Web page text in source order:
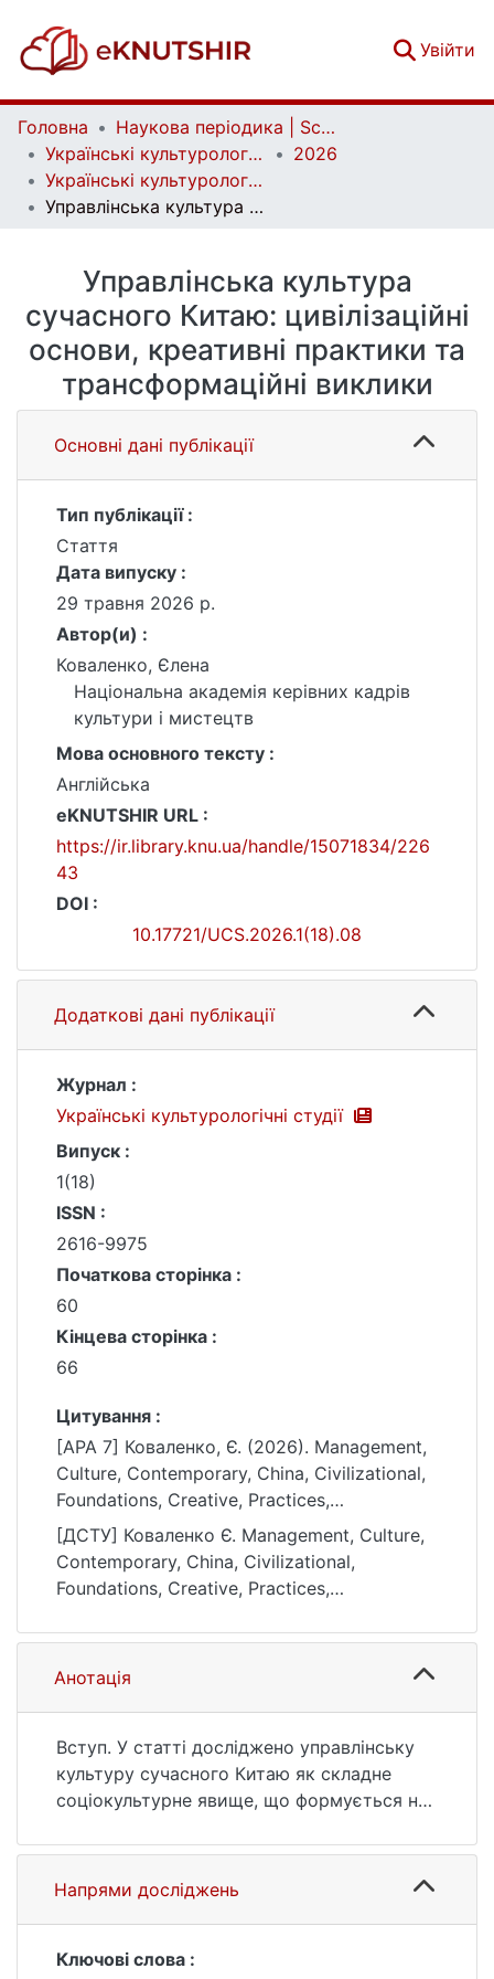
Увійти
Головна
Наукова періодика | Scientific periodicals
Українські культурологічні студії | Ukrainian Cultural Studies
2026
Українські культурологічні студії. № 1 (18)
Управлінська культура сучасного Китаю: цивілізаційні основи, креативні практики та трансформаційні виклики
Управлінська культура
сучасного Китаю: цивілізаційні
основи, креативні практики та
трансформаційні виклики
Основні дані публікації
Тип публікації :
Стаття
Дата випуску :
29 травня 2026 р.
Автор(и) :
Коваленко, Єлена
Національна академія керівних кадрів
культури і мистецтв
Мова основного тексту :
Англійська
eKNUTSHIR URL :
https://ir.library.knu.ua/handle/15071834/226
43
DOI :
10.17721/UCS.2026.1(18).08
Додаткові дані публікації
Журнал :
Українські культурологічні студії
Випуск :
1(18)
ISSN :
2616-9975
Початкова сторінка :
60
Кінцева сторінка :
66
Цитування :
[APA 7] Коваленко, Є. (2026). Management,
Culture, Contemporary, China, Civilizational,
Foundations, Creative, Practices,
Transformational, Challenges. Українські
культурологічні студії, (1(18)), 60–66.
https://doi.org/10.17721/UCS.2026.1(18).08
[ДСТУ] Коваленко Є. Management, Culture,
Contemporary, China, Civilizational,
Foundations, Creative, Practices,
культурологічні студії. 2026. no. 1(18). P. 60
—66. DOI: 10.17721/UCS.2026.1(18).08 (date
of access: 25.07.2026).
Анотація
Вступ. У статті досліджено управлінську
культуру сучасного Китаю як складне
соціокультурне явище, що формується на
сучасних трансформаційних процесів.
Актуальність дослідження зумовлена
зростанням ролі Китаю у глобальній
розуміння культурних основ його
Напрями досліджень
Ключові слова :